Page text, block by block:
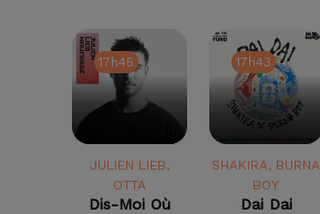
17h45
17h45
JULIEN LIEB,
OTTA
Dis-Moi Où
17h43
17h43
SHAKIRA, BURNA
BOY
Dai Dai